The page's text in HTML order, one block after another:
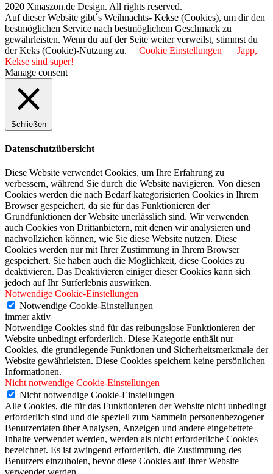
2020 Xmaszon.de Design. All rights reserved.
Auf dieser Website gibt´s Weihnachts- Kekse (Cookies), um dir den
bestmöglichen Service nach bestmöglichem Geschmack zu
gewährleisten. Wenn du auf der Seite weiter verweilst, stimmst du
der Keks (Cookie)-Nutzung zu.
Cookie Einstellungen
Japp,
Kekse sind super!
Manage consent
Schließen
Datenschutzübersicht
Diese Website verwendet Cookies, um Ihre Erfahrung zu
verbessern, während Sie durch die Website navigieren. Von diesen
Cookies werden die nach Bedarf kategorisierten Cookies in Ihrem
Browser gespeichert, da sie für das Funktionieren der
Grundfunktionen der Website unerlässlich sind. Wir verwenden
auch Cookies von Drittanbietern, mit denen wir analysieren und
nachvollziehen können, wie Sie diese Website nutzen. Diese
Cookies werden nur mit Ihrer Zustimmung in Ihrem Browser
gespeichert. Sie haben auch die Möglichkeit, diese Cookies zu
deaktivieren. Das Deaktivieren einiger dieser Cookies kann sich
jedoch auf Ihr Surferlebnis auswirken.
Notwendige Cookie-Einstellungen
Notwendige Cookie-Einstellungen
immer aktiv
Notwendige Cookies sind für das reibungslose Funktionieren der
Website unbedingt erforderlich. Diese Kategorie enthält nur
Cookies, die grundlegende Funktionen und Sicherheitsmerkmale der
Website gewährleisten. Diese Cookies speichern keine persönlichen
Informationen.
Nicht notwendige Cookie-Einstellungen
Nicht notwendige Cookie-Einstellungen
Alle Cookies, die für das Funktionieren der Website nicht unbedingt
erforderlich sind und die speziell zum Sammeln personenbezogener
Benutzerdaten über Analysen, Anzeigen und andere eingebettete
Inhalte verwendet werden, werden als nicht erforderliche Cookies
bezeichnet. Es ist zwingend erforderlich, die Zustimmung des
Benutzers einzuholen, bevor diese Cookies auf Ihrer Website